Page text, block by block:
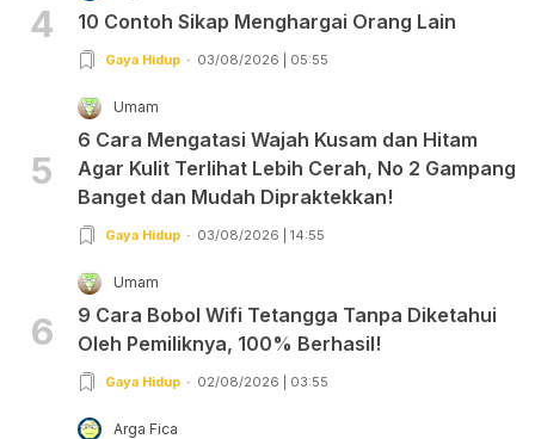
4 10 Contoh Sikap Menghargai Orang Lain
Gaya Hidup 03/08/2026 | 05:55
5
Umam
6 Cara Mengatasi Wajah Kusam dan Hitam
Agar Kulit Terlihat Lebih Cerah, No 2 Gampang
Banget dan Mudah Dipraktekkan!
Gaya Hidup 03/08/2026 | 14:55
6
Umam
9 Cara Bobol Wifi Tetangga Tanpa Diketahui
Oleh Pemiliknya, 100% Berhasil!
Gaya Hidup 02/08/2026 | 03:55
Arga Fica